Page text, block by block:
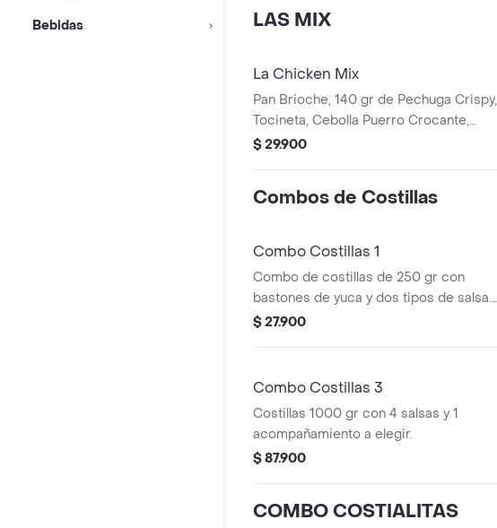
Bebidas LAS MIX
La Chicken Mix
Pan Brioche, 140 gr de Pechuga Crispy,
Tocineta, Cebolla Puerro Crocante,
Queso Crema, Salsa Roja Dorada, Salsa
$ 29.900
Combos de Costillas
Combo Costillas 1
Combo de costillas de 250 gr con
bastones de yuca y dos tipos de salsa.
Incluye un acompañamiento a elegir.
$ 27.900
Combo Costillas 3
Costillas 1000 gr con 4 salsas y 1
acompañamiento a elegir.
$ 87.900
COMBO COSTIALITAS